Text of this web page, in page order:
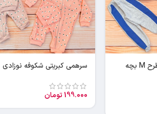
ست سویشرت شلوار طرح M بچه
سرهمی کبریتی شکوفه نوزادی
199.000تومان